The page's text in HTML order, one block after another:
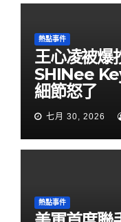
熱點事件
王心凌被爆
SHINee
細節怒了
七月 30, 2026
熱點事件